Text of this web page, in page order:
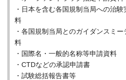
・日本を含む各国規制当局への治
料
・各国規制当局とのガイダンスミ
料
・国際名・一般的名称等申請資料
・CTDなどの承認申請書
・試験総括報告書等